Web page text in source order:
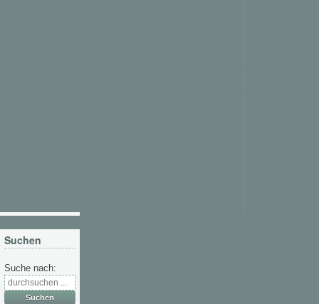
Suchen
Suche nach: